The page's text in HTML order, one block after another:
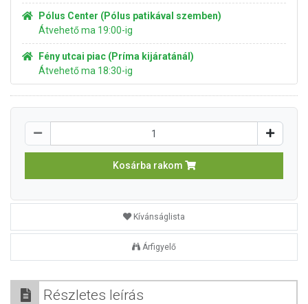
Pólus Center (Pólus patikával szemben)
Átvehető ma 19:00-ig
Fény utcai piac (Príma kijáratánál)
Átvehető ma 18:30-ig
Kosárba rakom
Kívánságlista
Árfigyelő
Részletes leírás